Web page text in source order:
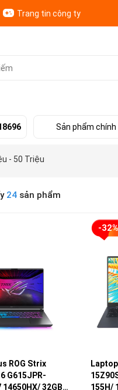
Trang tin công ty
Sản phẩm chính
- 50 Triệu
24 sản phẩm
ROG Strix
G615JPR-
14650HX/ 32GB
-32%
155H/